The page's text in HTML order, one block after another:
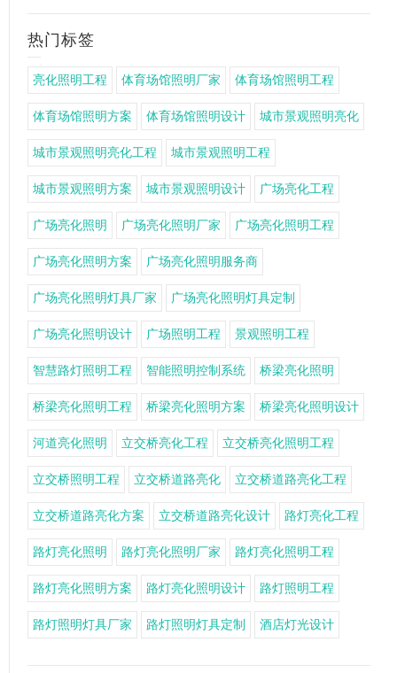
热门标签
亮化照明工程 体育场馆照明厂家 体育场馆照明工程
体育场馆照明方案 体育场馆照明设计 城市景观照明亮化
城市景观照明亮化工程 城市景观照明工程
城市景观照明方案 城市景观照明设计 广场亮化工程
广场亮化照明 广场亮化照明厂家 广场亮化照明工程
广场亮化照明方案 广场亮化照明服务商
广场亮化照明灯具厂家 广场亮化照明灯具定制
广场亮化照明设计 广场照明工程 景观照明工程
智慧路灯照明工程 智能照明控制系统 桥梁亮化照明
桥梁亮化照明工程 桥梁亮化照明方案 桥梁亮化照明设计
河道亮化照明 立交桥亮化工程 立交桥亮化照明工程
立交桥照明工程 立交桥道路亮化 立交桥道路亮化工程
立交桥道路亮化方案 立交桥道路亮化设计 路灯亮化工程
路灯亮化照明 路灯亮化照明厂家 路灯亮化照明工程
路灯亮化照明方案 路灯亮化照明设计 路灯照明工程
路灯照明灯具厂家 路灯照明灯具定制 酒店灯光设计